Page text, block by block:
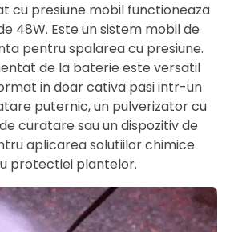
cu presiune mobil functioneaza
48W. Este un sistem mobil de
pentru spalarea cu presiune.
de la baterie este versatil
in doar cativa pasi intr-un
puternic, un pulverizator cu
curatare sau un dispozitiv de
aplicarea solutiilor chimice
protectiei plantelor.